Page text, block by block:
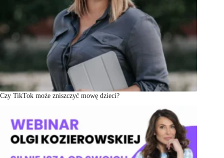
Czy TikTok może zniszczyć mowę dzieci?